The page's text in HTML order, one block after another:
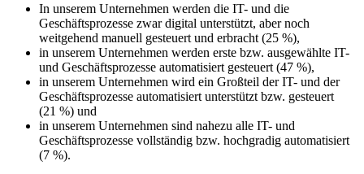
In unserem Unternehmen werden die IT- und die
Geschäftsprozesse zwar digital unterstützt, aber noch
weitgehend manuell gesteuert und erbracht (25 %),
in unserem Unternehmen werden erste bzw. ausgewählte IT-
und Geschäftsprozesse automatisiert gesteuert (47 %),
in unserem Unternehmen wird ein Großteil der IT- und der
Geschäftsprozesse automatisiert unterstützt bzw. gesteuert
(21 %) und
in unserem Unternehmen sind nahezu alle IT- und
Geschäftsprozesse vollständig bzw. hochgradig automatisiert
(7 %).